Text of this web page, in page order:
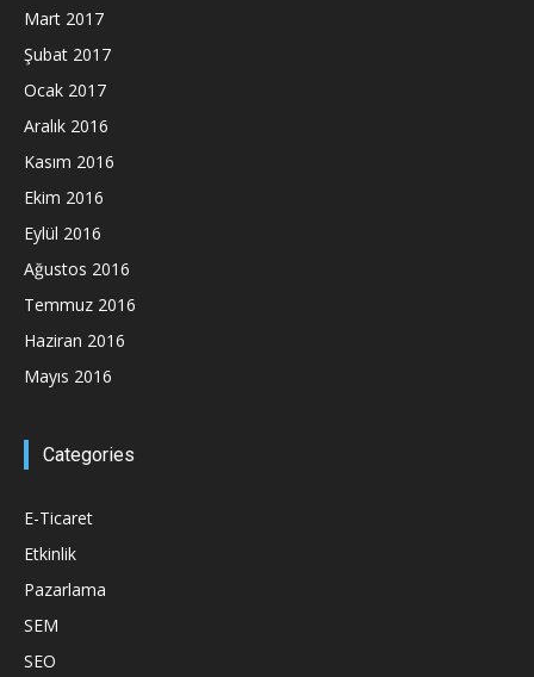
Mart 2017
Şubat 2017
Ocak 2017
Aralık 2016
Kasım 2016
Ekim 2016
Eylül 2016
Ağustos 2016
Temmuz 2016
Haziran 2016
Mayıs 2016
Categories
E-Ticaret
Etkinlik
Pazarlama
SEM
SEO